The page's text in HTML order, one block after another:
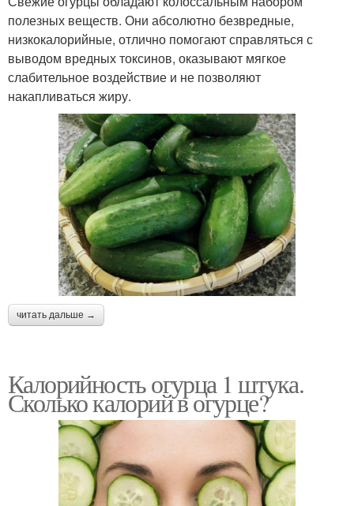
полезных веществ. Они абсолютно безвредные,
низкокалорийные, отлично помогают справляться с
выводом вредных токсинов, оказывают мягкое
слабительное воздействие и не позволяют
накапливаться жиру.
читать дальше →
Калорийность огурца 1 штука.
Сколько калорий в огурце?